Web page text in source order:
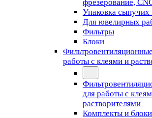
фрезерование,
Упаковка сыпучих
Для ювелирных
Фильтры
Блоки
работы с клеями и
для работы с
растворителями
Комплекты и блоки